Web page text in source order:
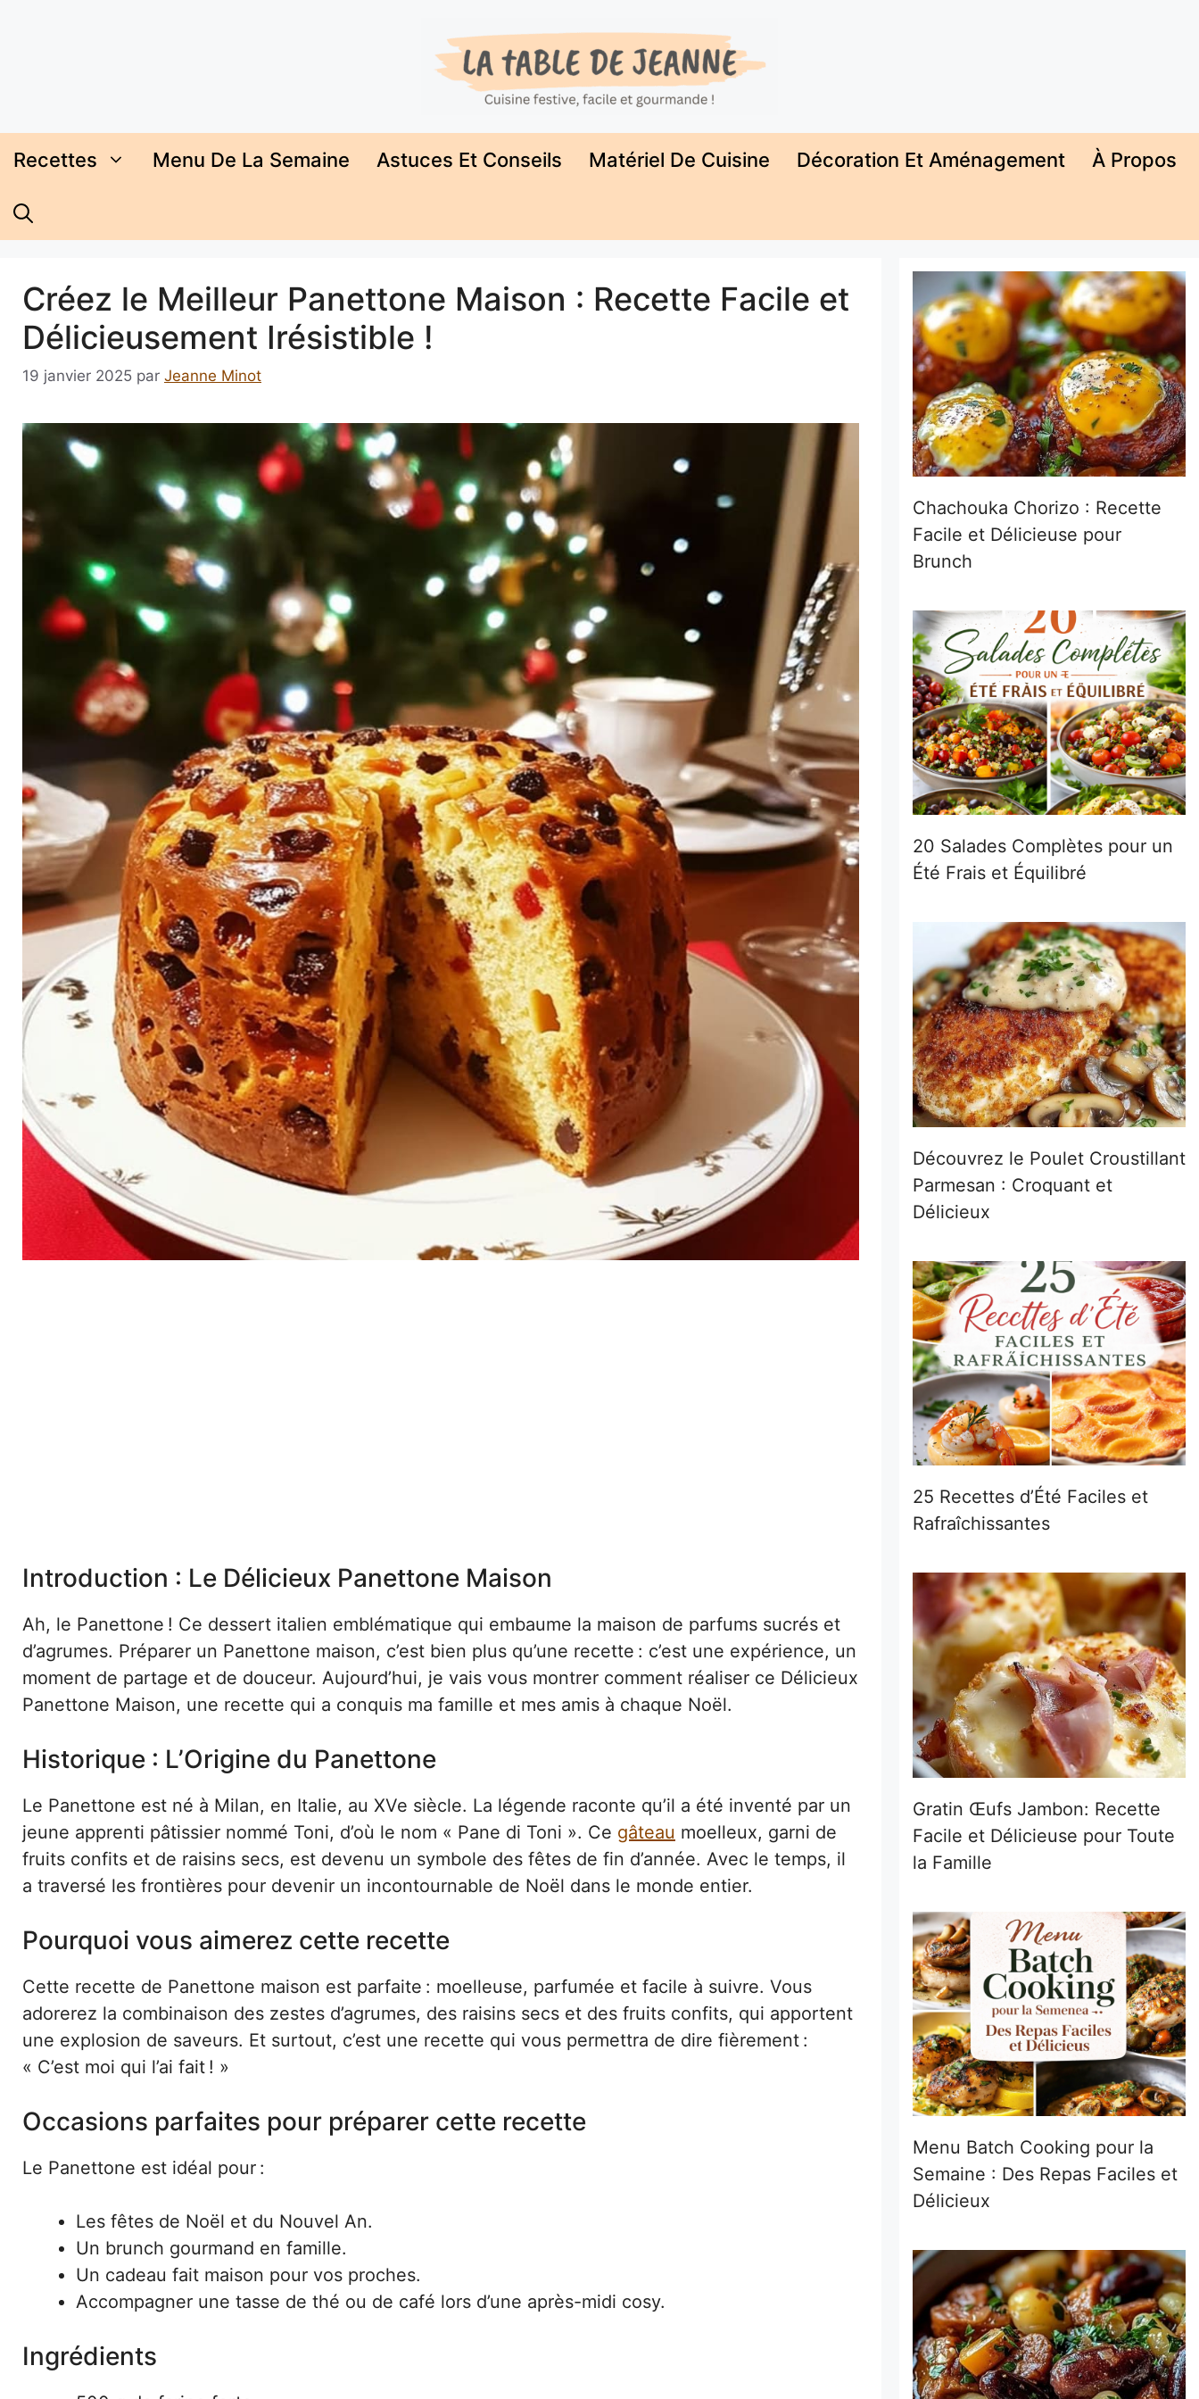
Recettes Menu De La Semaine Astuces Et Conseils Matériel De Cuisine Décoration Et Aménagement À Propos
Créez le Meilleur Panettone Maison : Recette Facile et
Délicieusement Irésistible !
19 janvier 2025 par Jeanne Minot
Introduction : Le Délicieux Panettone Maison
Ah, le Panettone ! Ce dessert italien emblématique qui embaume la maison de parfums sucrés et
d’agrumes. Préparer un Panettone maison, c’est bien plus qu’une recette : c’est une expérience, un
moment de partage et de douceur. Aujourd’hui, je vais vous montrer comment réaliser ce Délicieux
Panettone Maison, une recette qui a conquis ma famille et mes amis à chaque Noël.
Historique : L’Origine du Panettone
Le Panettone est né à Milan, en Italie, au XVe siècle. La légende raconte qu’il a été inventé par un
jeune apprenti pâtissier nommé Toni, d’où le nom « Pane di Toni ». Ce gâteau moelleux, garni de
fruits confits et de raisins secs, est devenu un symbole des fêtes de fin d’année. Avec le temps, il
a traversé les frontières pour devenir un incontournable de Noël dans le monde entier.
Pourquoi vous aimerez cette recette
Cette recette de Panettone maison est parfaite : moelleuse, parfumée et facile à suivre. Vous
adorerez la combinaison des zestes d’agrumes, des raisins secs et des fruits confits, qui apportent
une explosion de saveurs. Et surtout, c’est une recette qui vous permettra de dire fièrement :
« C’est moi qui l’ai fait ! »
Occasions parfaites pour préparer cette recette
Le Panettone est idéal pour :
Les fêtes de Noël et du Nouvel An.
Un brunch gourmand en famille.
Un cadeau fait maison pour vos proches.
Accompagner une tasse de thé ou de café lors d’une après-midi cosy.
Ingrédients
Chachouka Chorizo : Recette
Facile et Délicieuse pour
Brunch
20 Salades Complètes pour un
Été Frais et Équilibré
Découvrez le Poulet Croustillant
Parmesan : Croquant et
Délicieux
25 Recettes d’Été Faciles et
Rafraîchissantes
Gratin Œufs Jambon: Recette
Facile et Délicieuse pour Toute
la Famille
Menu Batch Cooking pour la
Semaine : Des Repas Faciles et
Délicieux